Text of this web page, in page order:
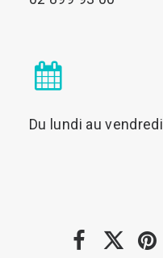
Du lundi au vendredi